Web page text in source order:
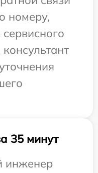
номеру,
35 минут
инженер